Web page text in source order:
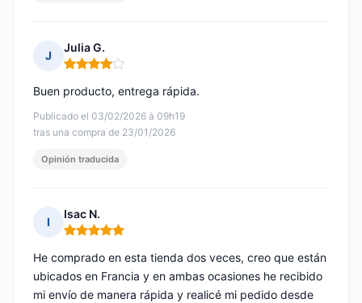
J
Julia G.
Nota: 4 de 5
Publicado el 03/02/2026 à 09h19
tras una compra de 23/01/2026
Buen producto, entrega rápida.
Opinión traducida
I
Isac N.
Nota: 5 de 5
He comprado en esta tienda dos veces, creo que están
ubicados en Francia y en ambas ocasiones he recibido
mi envío de manera rápida y realicé mi pedido desde